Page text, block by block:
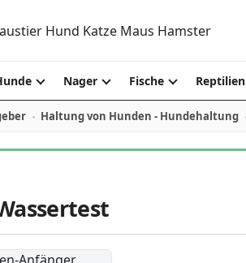
Nager Fische Reptilien
Haltung von Hunden - Hundehaltung